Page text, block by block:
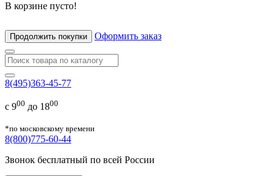
В корзине пусто!
Продолжить покупки Оформить заказ
8(495)363-45-77
с 900 до 1800
*по московскому времени
8(800)775-60-44
Звонок бесплатный по всей России